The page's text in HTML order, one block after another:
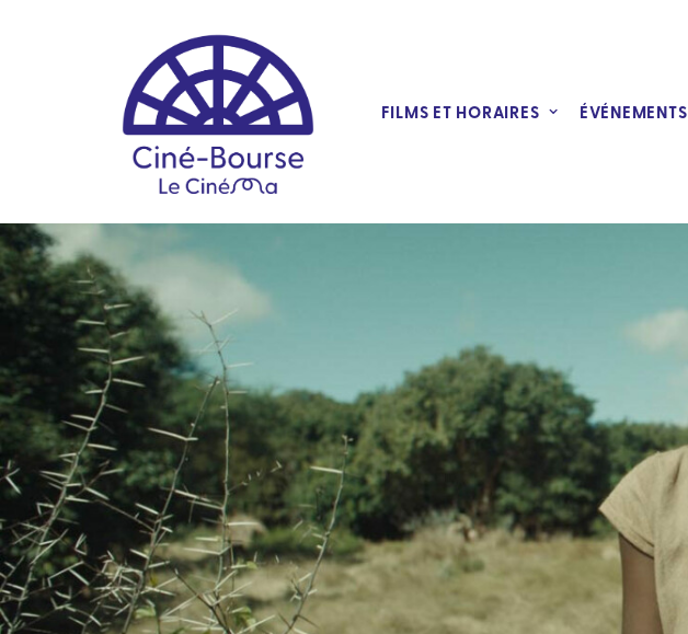
FILMS ET HORAIRES ÉVÉNEMENTS